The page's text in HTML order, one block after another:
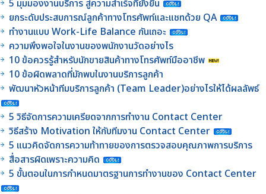
5 มุมมองงานบริการ สู่ความสำเร็จที่ยั่งยืน
ยกระดับประสบการณ์ลูกค้าทางโทรศัพท์และแชทด้วย QA
ทำงานแบบ Work-Life Balance กันเถอะ
ความพึงพอใจในงานของพนักงานวัดอย่างไร
10 ข้อควรรู้สำหรับนักขายสินค้าทางโทรศัพท์มืออาชีพ
10 ข้อผิดพลาดที่มักพบในงานบริการลูกค้า
พัฒนาหัวหน้าทีมบริการลูกค้า (Team Leader)อย่างไรให้ได้ผลลัพธ์
5 วิธีจัดการความเครียดจากการทำงาน Contact Center
วิธีสร้าง Motivation ให้กับทีมงาน Contact Center
5 แนวคิดจัดการความท้าทายของการตรวจสอบคุณภาพการบริการ
สื่อสารผิดเพราะความคิด
5 ขั้นตอนในการกำหนดมาตรฐานการทำงานของ Contact Center